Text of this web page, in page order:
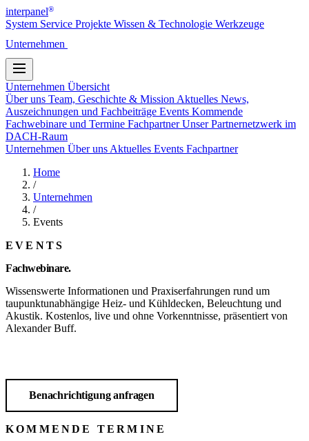
interpanel®
System Service Projekte Wissen & Technologie Werkzeuge
Unternehmen
Unternehmen Übersicht
Über uns Team, Geschichte & Mission Aktuelles News,
Auszeichnungen und Fachbeiträge Events Kommende
Fachwebinare und Termine FachpartnerUnser Partnernetzwerk im
DACH-Raum
Unternehmen Über uns Aktuelles Events Fachpartner
Home
/
Unternehmen
/
Events
EVENTS
Fachwebinare.
Wissenswerte Informationen und Praxiserfahrungen rund um
taupunktunabhängige Heiz- und Kühldecken, Beleuchtung und
Akustik. Kostenlos, live und ohne Vorkenntnisse, präsentiert von
Alexander Buff.
Benachrichtigung anfragen
KOMMENDE TERMINE